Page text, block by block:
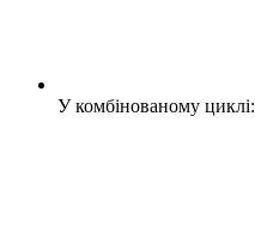
У комбінованому циклі: